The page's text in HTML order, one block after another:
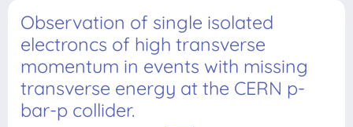
Observation of single isolated
electroncs of high transverse
momentum in events with missing
transverse energy at the CERN p-
bar-p collider.